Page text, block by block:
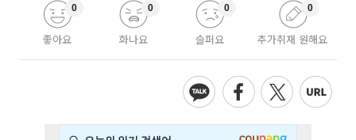
좋아요
0
화나요
0
슬퍼요
0
추가취재 원해요
0